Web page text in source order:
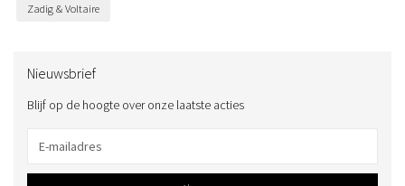
Zadig & Voltaire
Nieuwsbrief
Blijf op de hoogte over onze laatste acties